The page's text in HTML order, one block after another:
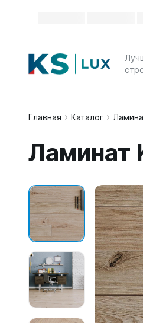
Главная Каталог
Ламинат